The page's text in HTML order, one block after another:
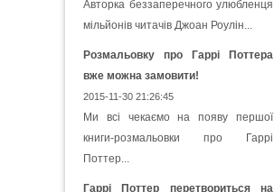
Авторка беззаперечного улюбленця
мільйонів читачів Джоан Роулін...
Розмальовку про Гаррі Поттера
вже можна замовити!
2015-11-30 21:26:45
Ми всі чекаємо на появу першої
книги-розмальовки про Гаррі
Поттер...
Гаррі Поттер перетвориться на